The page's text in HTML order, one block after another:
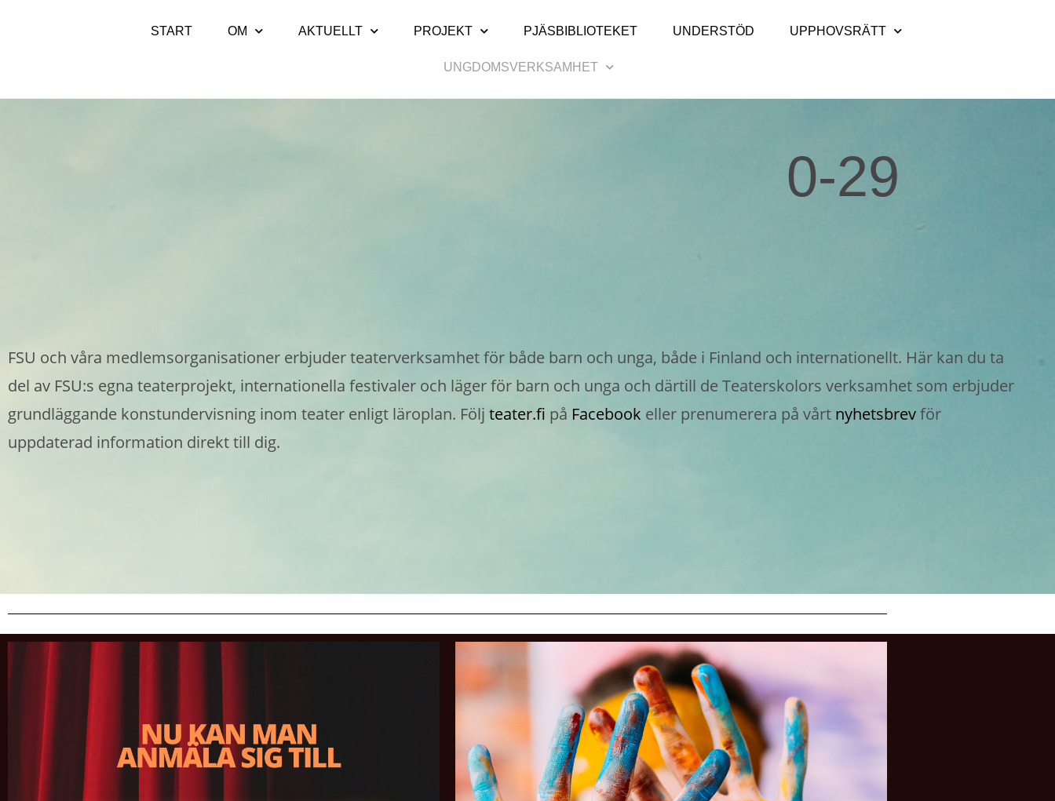
START OM AKTUELLT PROJEKT PJÄSBIBLIOTEKET UNDERSTÖD UPPHOVSRÄTT
UNGDOMSVERKSAMHET
0-29
FSU och våra medlemsorganisationer erbjuder teaterverksamhet för både barn och unga, både i Finland och internationellt. Här kan du ta
del av FSU:s egna teaterprojekt, internationella festivaler och läger för barn och unga och därtill de Teaterskolors verksamhet som erbjuder
grundläggande konstundervisning inom teater enligt läroplan. Följ teater.fi på Facebook eller prenumerera på vårt nyhetsbrevför
uppdaterad information direkt till dig.